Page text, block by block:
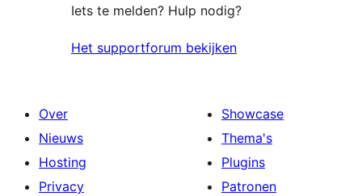
Iets te melden? Hulp nodig?
Het supportforum bekijken
Over
Nieuws
Hosting
Privacy
Showcase
Thema's
Plugins
Patronen